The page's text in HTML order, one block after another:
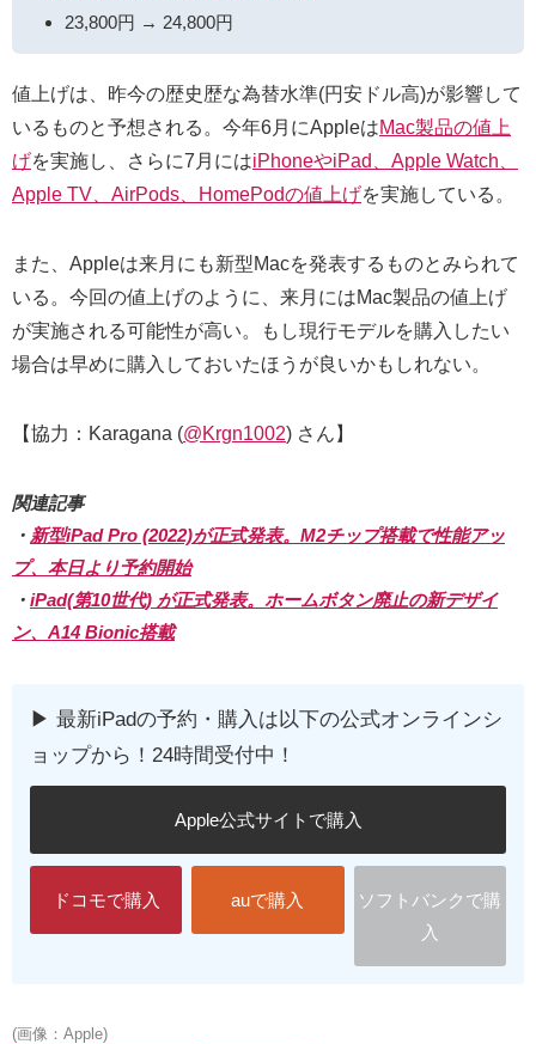
23,800円 → 24,800円
値上げは、昨今の歴史歴な為替水準(円安ドル高)が影響して
いるものと予想される。今年6月にAppleはMac製品の値上
げを実施し、さらに7月にはiPhoneやiPad、Apple Watch、
Apple TV、AirPods、HomePodの値上げを実施している。
また、Appleは来月にも新型Macを発表するものとみられて
いる。今回の値上げのように、来月にはMac製品の値上げ
が実施される可能性が高い。もし現行モデルを購入したい
場合は早めに購入しておいたほうが良いかもしれない。
【協力：Karagana (@Krgn1002) さん】
関連記事
・ 新型iPad Pro (2022)が正式発表。M2チップ搭載で性能アッ
プ、本日より予約開始
・ iPad(第10世代) が正式発表。ホームボタン廃止の新デザイ
ン、A14 Bionic搭載
▶︎ 最新iPadの予約・購入は以下の公式オンラインシ
ョップから！24時間受付中！
Apple公式サイトで購入
ドコモで購入 auで購入
ソフトバンクで購
入
(画像：Apple)